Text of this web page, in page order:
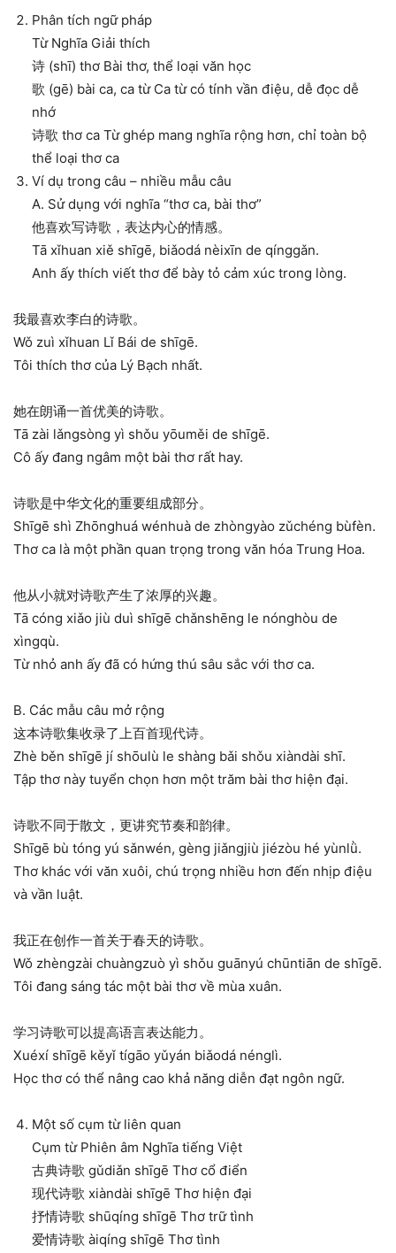
Phân tích ngữ pháp
Từ Nghĩa Giải thích
诗 (shī) thơ Bài thơ, thể loại văn học
歌 (gē) bài ca, ca từ Ca từ có tính vần điệu, dễ đọc dễ
nhớ
诗歌 thơ ca Từ ghép mang nghĩa rộng hơn, chỉ toàn bộ
thể loại thơ ca
Ví dụ trong câu – nhiều mẫu câu
A. Sử dụng với nghĩa “thơ ca, bài thơ”
他喜欢写诗歌，表达内心的情感。
Tā xǐhuan xiě shīgē, biǎodá nèixīn de qínggǎn.
Anh ấy thích viết thơ để bày tỏ cảm xúc trong lòng.
我最喜欢李白的诗歌。
Wǒ zuì xǐhuan Lǐ Bái de shīgē.
Tôi thích thơ của Lý Bạch nhất.
她在朗诵一首优美的诗歌。
Tā zài lǎngsòng yì shǒu yōuměi de shīgē.
Cô ấy đang ngâm một bài thơ rất hay.
诗歌是中华文化的重要组成部分。
Shīgē shì Zhōnghuá wénhuà de zhòngyào zǔchéng bùfèn.
Thơ ca là một phần quan trọng trong văn hóa Trung Hoa.
他从小就对诗歌产生了浓厚的兴趣。
Tā cóng xiǎo jiù duì shīgē chǎnshēng le nónghòu de
xìngqù.
Từ nhỏ anh ấy đã có hứng thú sâu sắc với thơ ca.
B. Các mẫu câu mở rộng
这本诗歌集收录了上百首现代诗。
Zhè běn shīgē jí shōulù le shàng bǎi shǒu xiàndài shī.
Tập thơ này tuyển chọn hơn một trăm bài thơ hiện đại.
诗歌不同于散文，更讲究节奏和韵律。
Shīgē bù tóng yú sǎnwén, gèng jiǎngjiù jiézòu hé yùnlǜ.
Thơ khác với văn xuôi, chú trọng nhiều hơn đến nhịp điệu
và vần luật.
我正在创作一首关于春天的诗歌。
Wǒ zhèngzài chuàngzuò yì shǒu guānyú chūntiān de shīgē.
Tôi đang sáng tác một bài thơ về mùa xuân.
学习诗歌可以提高语言表达能力。
Xuéxí shīgē kěyǐ tígāo yǔyán biǎodá nénglì.
Học thơ có thể nâng cao khả năng diễn đạt ngôn ngữ.
Một số cụm từ liên quan
Cụm từ Phiên âm Nghĩa tiếng Việt
古典诗歌 gǔdiǎn shīgē Thơ cổ điển
现代诗歌 xiàndài shīgē Thơ hiện đại
抒情诗歌 shūqíng shīgē Thơ trữ tình
爱情诗歌 àiqíng shīgē Thơ tình